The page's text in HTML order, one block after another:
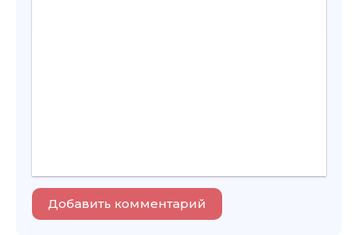
Добавить комментарий